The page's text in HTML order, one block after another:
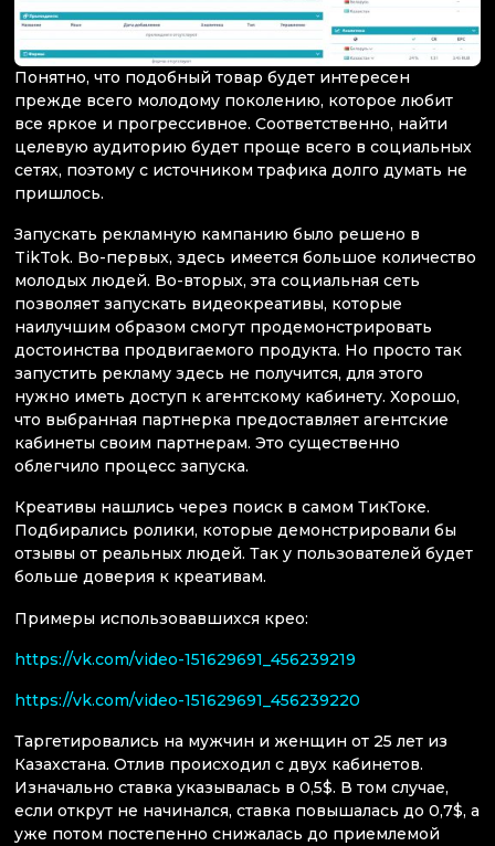
Понятно, что подобный товар будет интересен
прежде всего молодому поколению, которое любит
все яркое и прогрессивное. Соответственно, найти
целевую аудиторию будет проще всего в социальных
сетях, поэтому с источником трафика долго думать не
пришлось.
Запускать рекламную кампанию было решено в
TikTok. Во-первых, здесь имеется большое количество
молодых людей. Во-вторых, эта социальная сеть
позволяет запускать видеокреативы, которые
наилучшим образом смогут продемонстрировать
достоинства продвигаемого продукта. Но просто так
запустить рекламу здесь не получится, для этого
нужно иметь доступ к агентскому кабинету. Хорошо,
что выбранная партнерка предоставляет агентские
кабинеты своим партнерам. Это существенно
облегчило процесс запуска.
Креативы нашлись через поиск в самом ТикТоке.
Подбирались ролики, которые демонстрировали бы
отзывы от реальных людей. Так у пользователей будет
больше доверия к креативам.
Примеры использовавшихся крео:
https://vk.com/video-151629691_456239219
https://vk.com/video-151629691_456239220
Таргетировались на мужчин и женщин от 25 лет из
Казахстана. Отлив происходил с двух кабинетов.
Изначально ставка указывалась в 0,5$. В том случае,
если открут не начинался, ставка повышалась до 0,7$, а
уже потом постепенно снижалась до приемлемой